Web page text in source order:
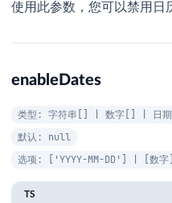
使用此参数，您可以禁用日
enableDates
类型: 字符串[] | 数字[] | 日期
默认: null
选项: ['YYYY-MM-DD'] | [
TS